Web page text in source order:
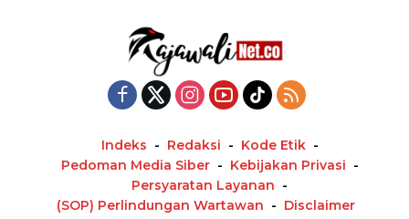
Indeks Redaksi
Kode Etik
Pedoman Media Siber
Kebijakan Privasi
Persyaratan Layanan
(SOP) Perlindungan Wartawan
Disclaimer